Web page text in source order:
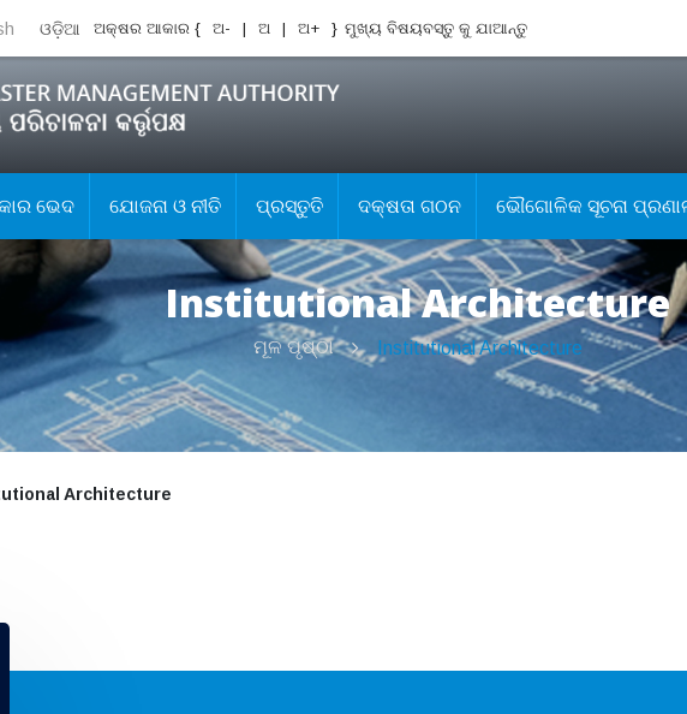
ଓଡ଼ିଆ ଅକ୍ଷର ଆକାର { ଅ- | ଅ | ଅ+ } ମୁଖ୍ୟ ବିଷୟବସ୍ତୁ କୁ ଯାଆନ୍ତୁ
ଭେଦ ଯୋଜନା ଓ ନୀତି ପ୍ରସ୍ତୁତି ଦକ୍ଷତା ଗଠନ ଭୌଗୋଳିକ ସୂଚନା
Institutional Architecture
ମୂଳ ପୃଷ୍ଠା Institutional Architecture
Architecture